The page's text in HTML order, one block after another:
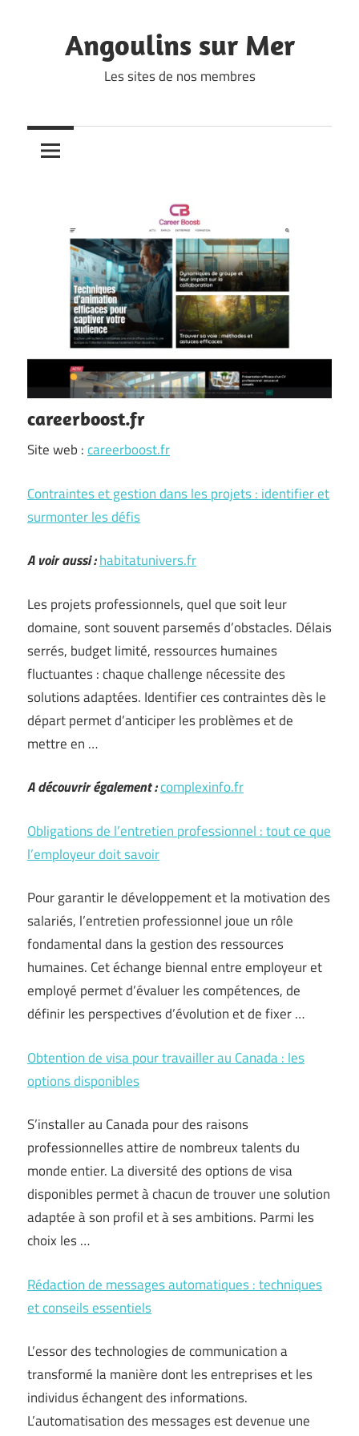
contentAngoulins sur Mer
Les sites de nos membres
careerboost.fr
Site web :careerboost.fr
Contraintes et gestion dans les projets : identifier et
surmonter les défis
A voir aussi :habitatunivers.fr
Les projets professionnels, quel que soit leur
domaine, sont souvent parsemés d’obstacles. Délais
serrés, budget limité, ressources humaines
fluctuantes : chaque challenge nécessite des
solutions adaptées. Identifier ces contraintes dès le
départ permet d’anticiper les problèmes et de
mettre en …
A découvrir également :complexinfo.fr
Obligations de l’entretien professionnel : tout ce que
l’employeur doit savoir
Pour garantir le développement et la motivation des
salariés, l’entretien professionnel joue un rôle
fondamental dans la gestion des ressources
humaines. Cet échange biennal entre employeur et
employé permet d’évaluer les compétences, de
définir les perspectives d’évolution et de fixer …
Obtention de visa pour travailler au Canada : les
options disponibles
S’installer au Canada pour des raisons
professionnelles attire de nombreux talents du
monde entier. La diversité des options de visa
disponibles permet à chacun de trouver une solution
adaptée à son profil et à ses ambitions. Parmi les
choix les …
Rédaction de messages automatiques : techniques
et conseils essentiels
L’essor des technologies de communication a
transformé la manière dont les entreprises et les
individus échangent des informations.
L’automatisation des messages est devenue une